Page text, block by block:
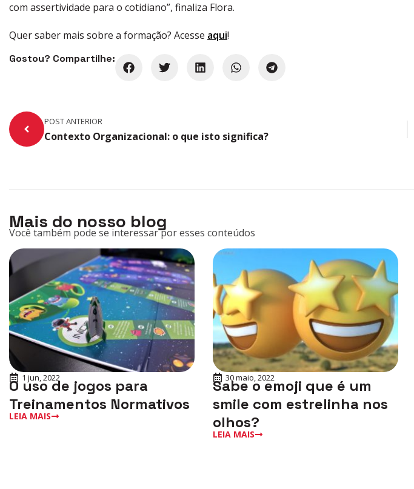
com assertividade para o cotidiano”, finaliza Flora.
Quer saber mais sobre a formação? Acesse aqui!
Gostou? Compartilhe:
POST ANTERIOR
Contexto Organizacional: o que isto significa?
Mais do nosso blog
Você também pode se interessar por esses conteúdos
1 jun, 2022
O uso de jogos para
Treinamentos Normativos
LEIA MAIS
30 maio, 2022
Sabe o emoji que é um
smile com estrelinha nos
olhos?
LEIA MAIS